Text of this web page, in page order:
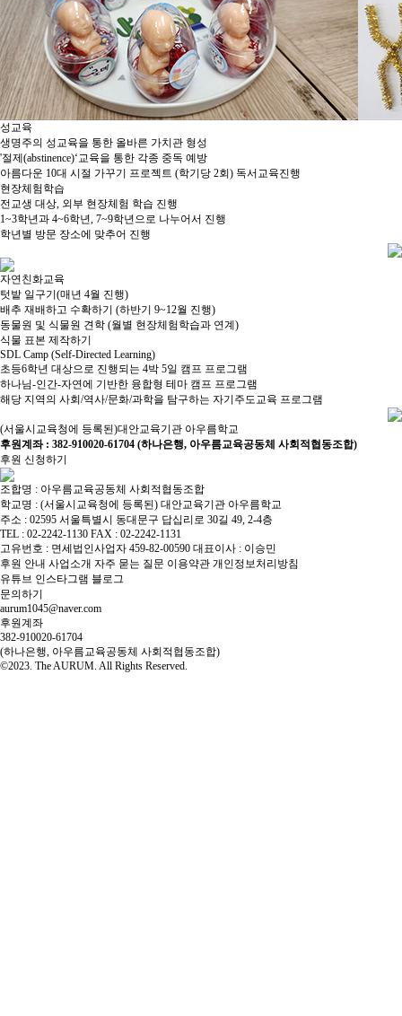
성교육
생명주의 성교육을 통한 올바른 가치관 형성 ​
'절제(abstinence)‘교육을 통한 각종 중독 예방
아름다운 10대 시절 가꾸기 프로젝트 (학기당 2회) ​독서교육진행
현장체험학습
전교생 대상, 외부 현장체험 학습 진행
1~3학년과 4~6학년, 7~9학년으로 나누어서 진행
학년별 방문 장소에 맞추어 진행
자연친화교육
텃밭 일구기(매년 4월 진행)
배추 재배하고 수확하기 (하반기 9~12월 진행)
동물원 및 식물원 견학 (월별 현장체험학습과 연계)
식물 표본 제작하기
SDL Camp (Self-Directed Learning)
​초등6학년 대상으로 진행되는 4박 5일 캠프 프로그램​
하나님-인간-자연에 기반한 융합형 테마 캠프 프로그램​
해당 지역의 사회/역사/문화/과학을 탐구하는 자기주도교육 프로그램​
(서울시교육청에 등록된)대안교육기관 아우름학교
후원계좌 : 382-910020-61704 (하나은행, 아우름교육공동체 사회적협동조합)
후원 신청하기
조합명 : 아우름교육공동체 사회적협동조합
학교명 : (서울시교육청에 등록된) 대안교육기관 아우름학교
주소 : 02595 서울특별시 동대문구 답십리로 30길 49, 2-4층
TEL : 02-2242-1130 FAX : 02-2242-1131
고유번호 : 면세법인사업자 459-82-00590 대표이사 : 이승민
후원 안내 사업소개 자주 묻는 질문 이용약관 개인정보처리방침
유튜브 인스타그램 블로그
문의하기
aurum1045@naver.com
후원계좌
382-910020-61704
(하나은행, 아우름교육공동체 사회적협동조합)
©2023. The AURUM. All Rights Reserved.